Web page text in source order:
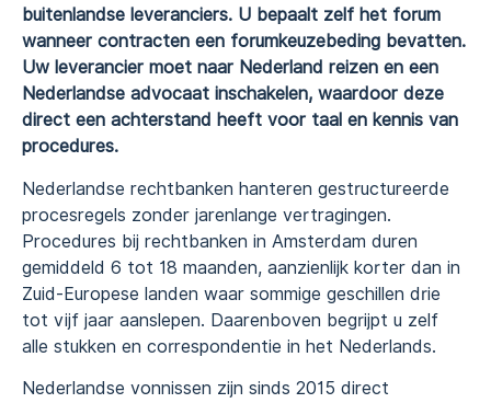
buitenlandse leveranciers. U bepaalt zelf het forum
wanneer contracten een forumkeuzebeding bevatten.
Uw leverancier moet naar Nederland reizen en een
Nederlandse advocaat inschakelen, waardoor deze
direct een achterstand heeft voor taal en kennis van
procedures.
Nederlandse rechtbanken hanteren gestructureerde
procesregels zonder jarenlange vertragingen.
Procedures bij rechtbanken in Amsterdam duren
gemiddeld 6 tot 18 maanden, aanzienlijk korter dan in
Zuid-Europese landen waar sommige geschillen drie
tot vijf jaar aanslepen. Daarenboven begrijpt u zelf
alle stukken en correspondentie in het Nederlands.
Nederlandse vonnissen zijn sinds 2015 direct